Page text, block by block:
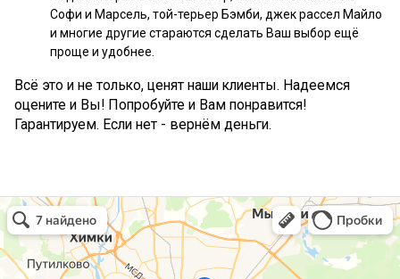
Софи и Марсель, той-терьер Бэмби, джек рассел Майло
и многие другие стараются сделать Ваш выбор ещё
проще и удобнее.
Всё это и не только, ценят наши клиенты. Надеемся
оцените и Вы! Попробуйте и Вам понравится!
Гарантируем. Если нет - вернём деньги.